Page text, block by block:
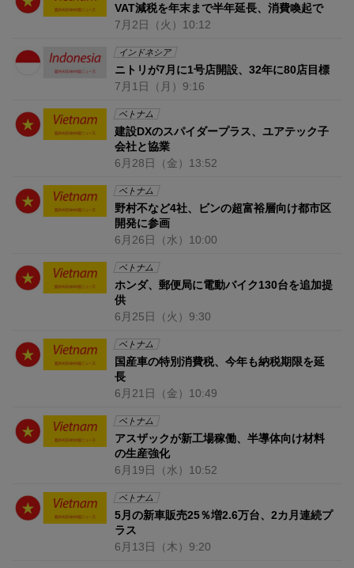
VAT減税を年末まで半年延長、消費喚起で
7月2日 （火） 10:12
インドネシア
ニトリが7月に1号店開設、32年に80店目標
7月1日 （月） 9:16
ベトナム
建設DXのスパイダープラス、ユアテック子
会社と協業
6月28日 （金） 13:52
ベトナム
野村不など4社、ビンの超富裕層向け都市区
開発に参画
6月26日 （水） 10:00
ベトナム
ホンダ、郵便局に電動バイク130台を追加提
供
6月25日 （火） 9:30
ベトナム
国産車の特別消費税、今年も納税期限を延
長
6月21日 （金） 10:49
ベトナム
アスザックが新工場稼働、半導体向け材料
の生産強化
6月19日 （水） 10:52
ベトナム
5月の新車販売25％増2.6万台、2カ月連続プ
ラス
6月13日 （木） 9:20